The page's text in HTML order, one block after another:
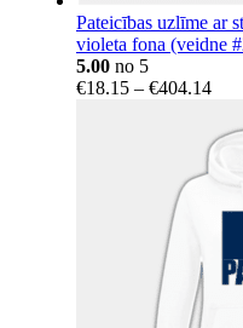
Pateicības uzlīme ar
violeta fona (veidne
5.00 no 5
€18.15 – €404.14Price